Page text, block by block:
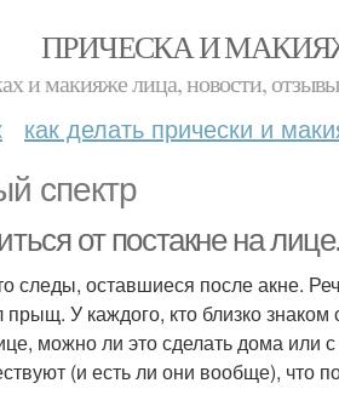
ПРИЧЕСКА И
и макияже лица, новости,
как делать прически и
спектр
от постакне на
следы, оставшиеся после акне.
прыщ. У каждого, кто близко
можно ли это сделать дома или
(и есть ли они вообще), что